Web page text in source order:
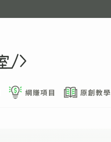
網賺項目 原創教學